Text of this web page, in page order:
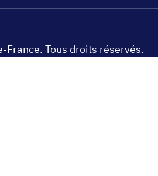
France. Tous droits réservés.